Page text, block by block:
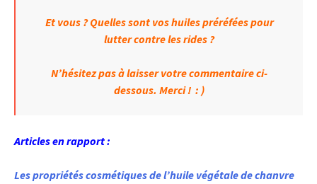
Et vous ? Quelles sont vos huiles préréfées pour
lutter contre les rides ?
N’hésitez pas à laisser votre commentaire ci-
dessous. Merci ! : )
Articles en rapport :
Les propriétés cosmétiques de l’huile végétale de chanvre